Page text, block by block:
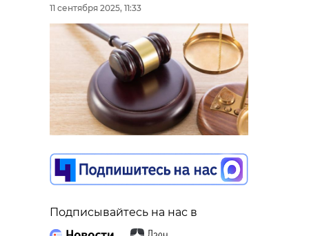
11 сентября 2025, 11:33
Подписывайтесь на нас в
11 сентября 2025, 10:46
Подписывайтесь на нас в